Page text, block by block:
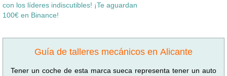
con los líderes indiscutibles! ¡Te aguardan
100€ en Binance!
Guía de talleres mecánicos en Alicante
Tener un coche de esta marca sueca representa tener un auto